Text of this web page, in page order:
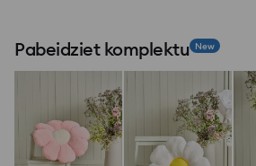
Pabeidziet komplektu New